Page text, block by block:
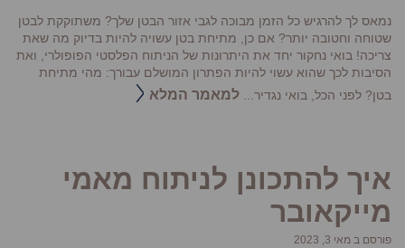
נמאס לך להרגיש כל הזמן מבוכה לגבי אזור הבטן שלך? משתוקקת לבטן
שטוחה וחטובה יותר? אם כן, מתיחת בטן עשויה להיות בדיוק מה שאת
צריכה! בואי נחקור יחד את היתרונות של הניתוח הפלסטי הפופולרי, ואת
הסיבות לכך שהוא עשוי להיות הפתרון המושלם עבורך: מהי מתיחת
בטן? לפני הכל, בואי נגדיר... למאמר המלא
איך להתכונן לניתוח מאמי
מייקאובר
פורסם ב מאי 3, 2023